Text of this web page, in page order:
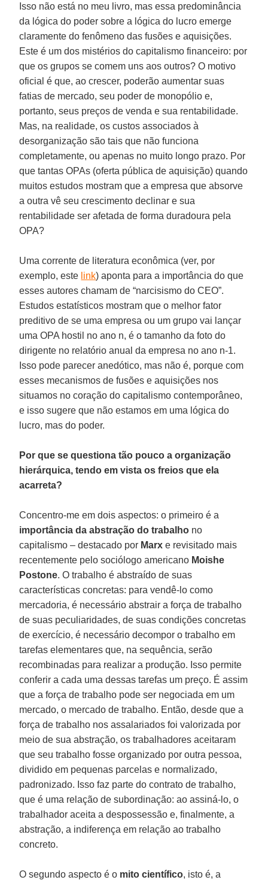
Isso não está no meu livro, mas essa predominância
da lógica do poder sobre a lógica do lucro emerge
claramente do fenômeno das fusões e aquisições.
Este é um dos mistérios do capitalismo financeiro: por
que os grupos se comem uns aos outros? O motivo
oficial é que, ao crescer, poderão aumentar suas
fatias de mercado, seu poder de monopólio e,
portanto, seus preços de venda e sua rentabilidade.
Mas, na realidade, os custos associados à
desorganização são tais que não funciona
completamente, ou apenas no muito longo prazo. Por
que tantas OPAs (oferta pública de aquisição) quando
muitos estudos mostram que a empresa que absorve
a outra vê seu crescimento declinar e sua
rentabilidade ser afetada de forma duradoura pela
OPA?
Uma corrente de literatura econômica (ver, por
exemplo, este link) aponta para a importância do que
esses autores chamam de “narcisismo do CEO”.
Estudos estatísticos mostram que o melhor fator
preditivo de se uma empresa ou um grupo vai lançar
uma OPA hostil no ano n, é o tamanho da foto do
dirigente no relatório anual da empresa no ano n-1.
Isso pode parecer anedótico, mas não é, porque com
esses mecanismos de fusões e aquisições nos
situamos no coração do capitalismo contemporâneo,
e isso sugere que não estamos em uma lógica do
lucro, mas do poder.
Por que se questiona tão pouco a organização
hierárquica, tendo em vista os freios que ela
acarreta?
Concentro-me em dois aspectos: o primeiro é a
importância da abstração do trabalho no
capitalismo – destacado por Marx e revisitado mais
recentemente pelo sociólogo americano Moishe
Postone. O trabalho é abstraído de suas
características concretas: para vendê-lo como
mercadoria, é necessário abstrair a força de trabalho
de suas peculiaridades, de suas condições concretas
de exercício, é necessário decompor o trabalho em
tarefas elementares que, na sequência, serão
recombinadas para realizar a produção. Isso permite
conferir a cada uma dessas tarefas um preço. É assim
que a força de trabalho pode ser negociada em um
mercado, o mercado de trabalho. Então, desde que a
força de trabalho nos assalariados foi valorizada por
meio de sua abstração, os trabalhadores aceitaram
que seu trabalho fosse organizado por outra pessoa,
dividido em pequenas parcelas e normalizado,
padronizado. Isso faz parte do contrato de trabalho,
que é uma relação de subordinação: ao assiná-lo, o
trabalhador aceita a despossessão e, finalmente, a
abstração, a indiferença em relação ao trabalho
concreto.
O segundo aspecto é o mito científico, isto é, a